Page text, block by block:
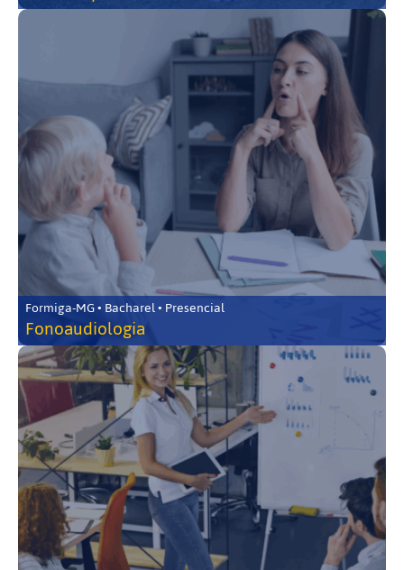
Formiga-MG • Bacharel • Presencial
Fonoaudiologia